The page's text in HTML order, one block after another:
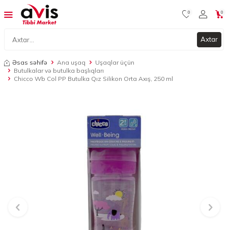
Axtar
0 0
Əsas səhifə Ana uşaq
Uşaqlar üçün
Butulkalar və butulka başlıqları
Chicco Wb Col PP Butulka Qız Silikon Orta Axış, 250 ml